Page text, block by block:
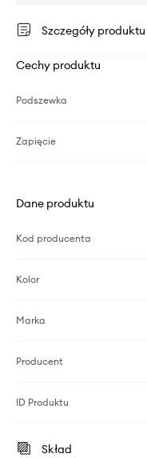
Szczegóły produktu
Cechy produktu
Podszewka
Zapięcie
Dane produktu
Kod producenta
Kolor
Marka
Producent
ID Produktu
Skład